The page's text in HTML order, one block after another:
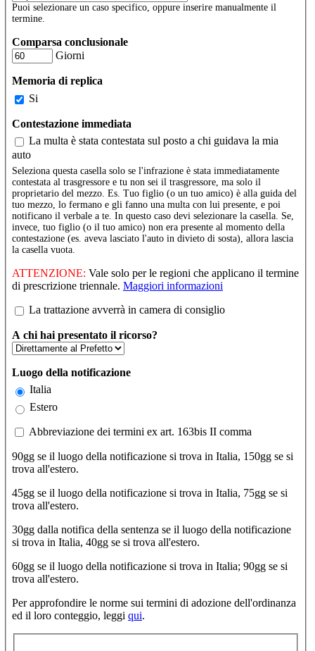
Puoi selezionare un caso specifico, oppure inserire manualmente il
termine.
Comparsa conclusionale
Giorni
Memoria di replica
Si
Contestazione immediata
La multa è stata contestata sul posto a chi guidava la mia
auto
Seleziona questa casella solo se l'infrazione è stata immediatamente
contestata al trasgressore e tu non sei il trasgressore, ma solo il
proprietario del mezzo. Es. Tuo figlio (o un tuo amico) è alla guida del
tuo mezzo, lo fermano e gli fanno una multa con lui presente, e poi
notificano il verbale a te. In questo caso devi selezionare la casella. Se,
invece, tuo figlio (o il tuo amico) non era presente al momento della
contestazione (es. aveva lasciato l'auto in divieto di sosta), allora lascia
la casella vuota.
ATTENZIONE: Vale solo per le regioni che applicano il termine
di prescrizione triennale. Maggiori informazioni
Camera di consiglio
La trattazione avverrà in camera di consiglio
A chi hai presentato il ricorso?
Luogo della notificazione
Italia
Estero
Abbreviazione dei termini ex art. 163bis II comma
Abbreviazione dei termini ex art. 163bis II comma
90gg se il luogo della notificazione si trova in Italia, 150gg se si
trova all'estero.
45gg se il luogo della notificazione si trova in Italia, 75gg se si
trova all'estero.
30gg dalla notifica della sentenza se il luogo della notificazione
si trova in Italia, 40gg se si trova all'estero.
60gg se il luogo della notificazione si trova in Italia; 90gg se si
trova all'estero.
Per approfondire le norme sui termini di adozione dell'ordinanza
ed il loro conteggio, leggi qui.